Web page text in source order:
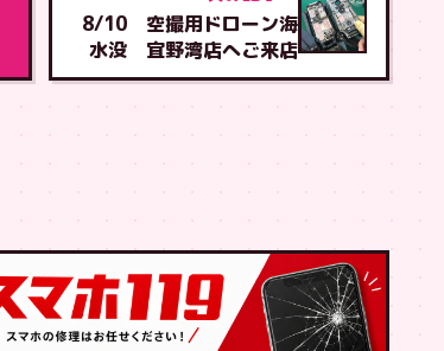
8/10 空撮用ドローン海
水没 宜野湾店へご来店